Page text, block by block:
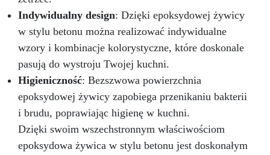
Indywidualny design: Dzięki epoksydowej żywicy
w stylu betonu można realizować indywidualne
wzory i kombinacje kolorystyczne, które doskonale
pasują do wystroju Twojej kuchni.
Higieniczność: Bezszwowa powierzchnia
epoksydowej żywicy zapobiega przenikaniu bakterii
i brudu, poprawiając higienę w kuchni.
Dzięki swoim wszechstronnym właściwościom
epoksydowa żywica w stylu betonu jest doskonałym